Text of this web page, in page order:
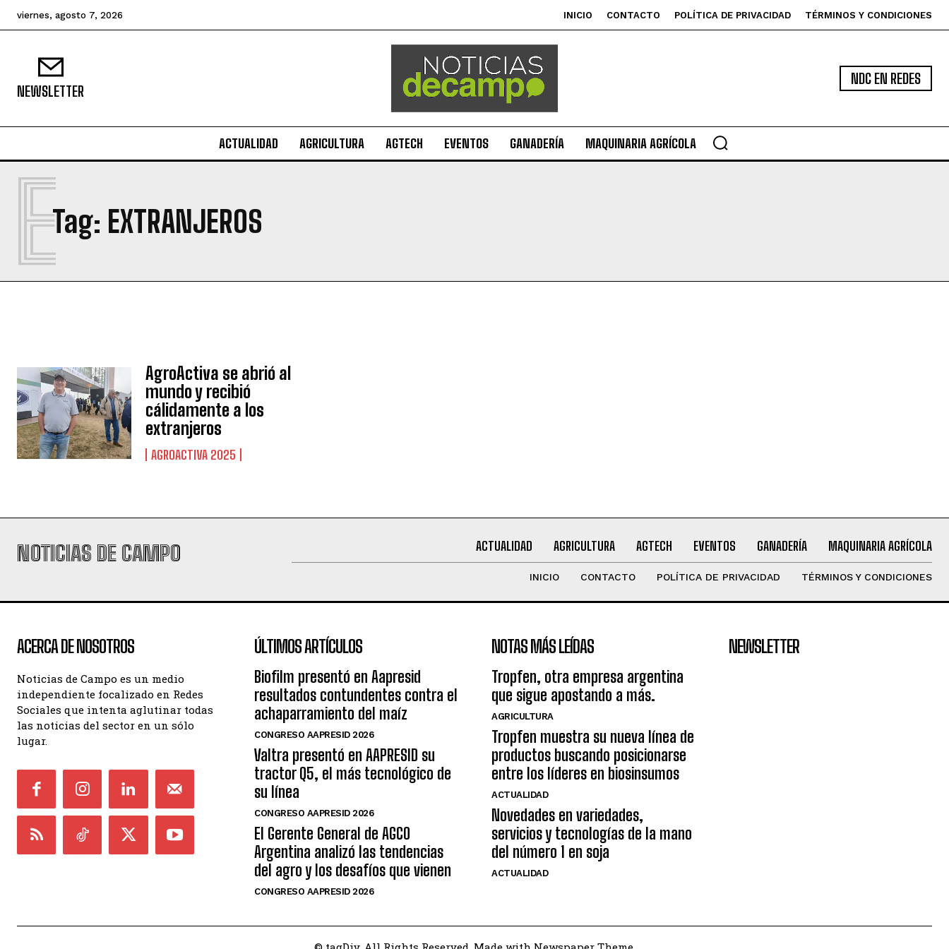
viernes, agosto 7, 2026 INICIO CONTACTO POLÍTICA DE PRIVACIDAD TÉRMINOS Y CONDICIONES
NEWSLETTER
NDC EN REDES
ACTUALIDAD AGRICULTURA AGTECH EVENTOS GANADERÍA MAQUINARIA AGRÍCOLA
Tag: EXTRANJEROS
E
AgroActiva se abrió al
mundo y recibió
cálidamente a los
extranjeros
AGROACTIVA 2025
NOTICIAS DE CAMPO ACTUALIDAD AGRICULTURA AGTECH EVENTOS GANADERÍA MAQUINARIA AGRÍCOLA
INICIO CONTACTO POLÍTICA DE PRIVACIDAD TÉRMINOS Y CONDICIONES
ACERCA DE NOSOTROS
Noticias de Campo es un medio
independiente focalizado en Redes
Sociales que intenta aglutinar todas
las noticias del sector en un sólo
lugar.
ÚLTIMOS ARTÍCULOS
Biofilm presentó en Aapresid
resultados contundentes contra el
achaparramiento del maíz
CONGRESO AAPRESID 2026
Valtra presentó en AAPRESID su
tractor Q5, el más tecnológico de
su línea
CONGRESO AAPRESID 2026
El Gerente General de AGCO
Argentina analizó las tendencias
del agro y los desafíos que vienen
CONGRESO AAPRESID 2026
NOTAS MÁS LEÍDAS
Tropfen, otra empresa argentina
que sigue apostando a más.
AGRICULTURA
Tropfen muestra su nueva línea de
productos buscando posicionarse
entre los líderes en biosinsumos
ACTUALIDAD
Novedades en variedades,
servicios y tecnologías de la mano
del número 1 en soja
ACTUALIDAD
NEWSLETTER